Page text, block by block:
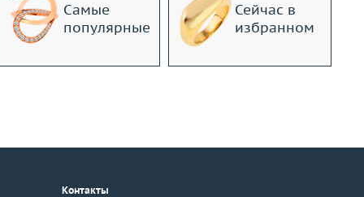
Самые
популярные
Сейчас в
избранном
Контакты